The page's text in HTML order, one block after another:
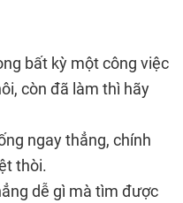
bất kỳ một công việc
còn đã làm thì hãy
ngay thẳng, chính
thòi.
dễ gì mà tìm được